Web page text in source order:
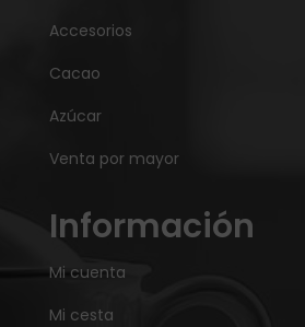
Accesorios
Cacao
Azúcar
Venta por mayor
Información
Mi cuenta
Mi cesta